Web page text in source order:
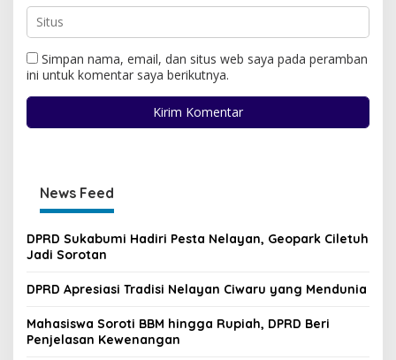
Simpan nama, email, dan situs web saya pada peramban
ini untuk komentar saya berikutnya.
News Feed
DPRD Sukabumi Hadiri Pesta Nelayan, Geopark Ciletuh
Jadi Sorotan
DPRD Apresiasi Tradisi Nelayan Ciwaru yang Mendunia
Mahasiswa Soroti BBM hingga Rupiah, DPRD Beri
Penjelasan Kewenangan